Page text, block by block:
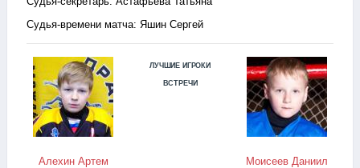
Судья-времени матча: Яшин Сергей
Алехин Артем
ЛУЧШИЕ ИГРОКИ
ВСТРЕЧИ
Моисеев Даниил